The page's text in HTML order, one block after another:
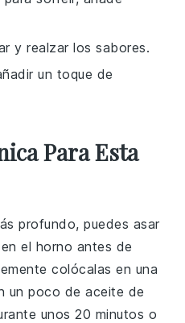
y realzar los sabores.
un toque de
Para Esta
profundo, puedes asar
en el horno antes de
colócalas en una
un poco deaceite de
unos 20 minutos o